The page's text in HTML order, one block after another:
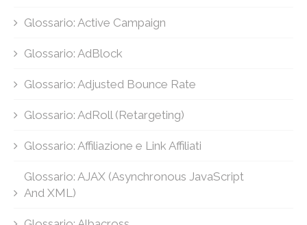
Glossario: Active Campaign
Glossario: AdBlock
Glossario: Adjusted Bounce Rate
Glossario: AdRoll (Retargeting)
Glossario: Affiliazione e Link Affiliati
Glossario: AJAX (Asynchronous JavaScript
And XML)